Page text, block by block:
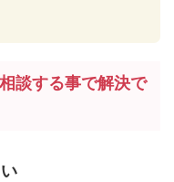
談する事で解決で